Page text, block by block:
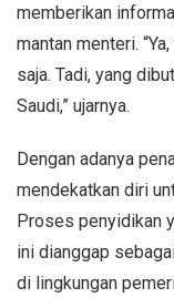
memberikan
mantan menteri.
saja. Tadi, yang
Saudi,” ujarnya.
Dengan adanya
mendekatkan diri
Proses penyidikan
ini dianggap
di lingkungan